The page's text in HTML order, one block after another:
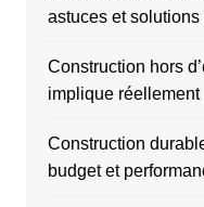
astuces et
Construction hors
implique réellement
Construction
budget et